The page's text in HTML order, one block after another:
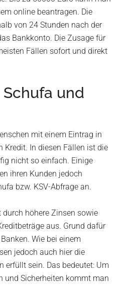
online beantragen. Die
von 24 Stunden nach der
Bankkonto. Die Zusage für
Fällen sofort und direkt
und
mit einem Eintrag in
Kredit. In diesen Fällen ist die
nicht so einfach. Einige
ihren Kunden jedoch
bzw. KSV-Abfrage an.
höhere Zinsen sowie
aus. Grund dafür
Wie bei einem
jedoch auch hier die
erfüllt sein. Das bedeutet: Um
und Sicherheiten kommt man